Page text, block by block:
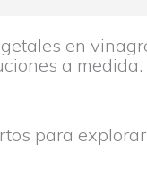
en
a medida.
para